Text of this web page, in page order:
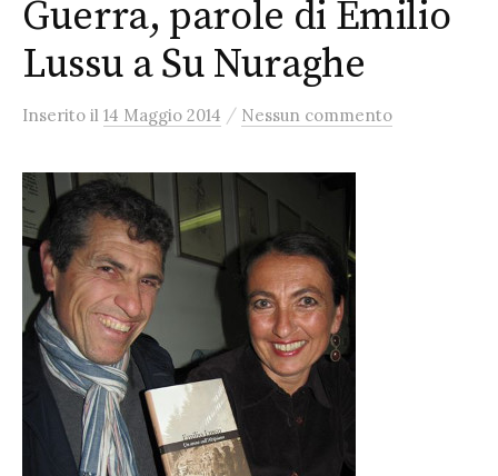
Guerra, parole di Emilio
Lussu a Su Nuraghe
Inserito il 14 Maggio 2014 / Nessun commento